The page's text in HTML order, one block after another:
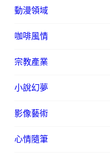
動漫領域
咖啡風情
宗教產業
小說幻夢
影像藝術
心情隨筆